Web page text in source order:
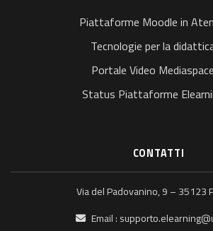
Piattaforme Moodle in
Tecnologie per la
Portale Video Mediaspace
Status Piattaforme
CONTATTI
Via del Padovanino, 9 – 35123
Email :